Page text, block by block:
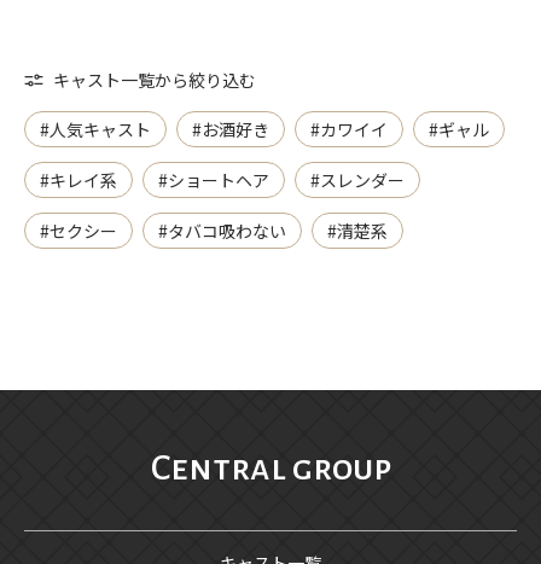
キャスト一覧から絞り込む
#人気キャスト #お酒好き #カワイイ #ギャル
#キレイ系 #ショートヘア #スレンダー
#セクシー #タバコ吸わない #清楚系
Central group